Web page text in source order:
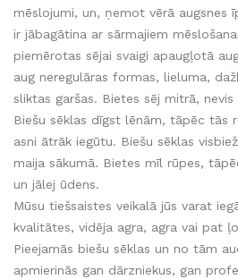
mēslojumi, un, ņemot vērā augsnes
ir jābagātina ar sārmajiem
piemērotas sējai svaigi apaugļotā
aug neregulāras formas, lieluma,
sliktas garšas. Bietes sēj mitrā, nevis
Biešu sēklas dīgst lēnām, tāpēc tās
asni ātrāk iegūtu. Biešu sēklas
maija sākumā. Bietes mīl rūpes,
un jālej ūdens.
Mūsu tiešsaistes veikalā jūs varat
kvalitātes, vidēja agra, agra vai pat
Pieejamās biešu sēklas un no tām
apmierinās gan dārzniekus, gan